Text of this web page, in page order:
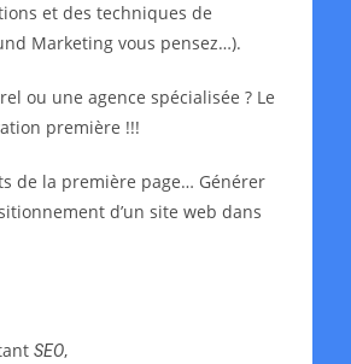
et des techniques de
Marketing vous pensez…).
ou une agence spécialisée ? Le
première !!!
de la première page… Générer
d’un site web dans
SEO,